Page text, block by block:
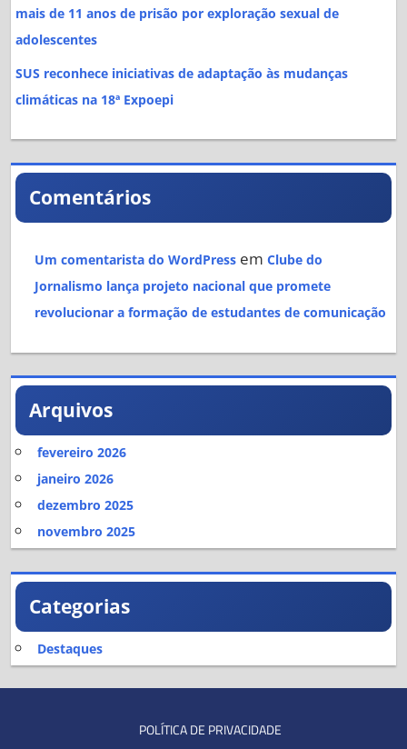
mais de 11 anos de prisão por exploração sexual de
adolescentes
SUS reconhece iniciativas de adaptação às mudanças
climáticas na 18ª Expoepi
Comentários
Um comentarista do WordPress emClube do
Jornalismo lança projeto nacional que promete
revolucionar a formação de estudantes de comunicação
Arquivos
fevereiro 2026
janeiro 2026
dezembro 2025
novembro 2025
Categorias
Destaques
POLÍTICA DE PRIVACIDADE